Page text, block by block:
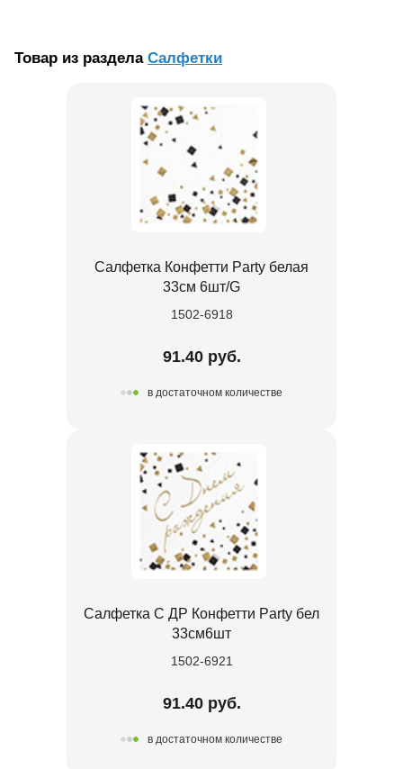
Товар из раздела Салфетки
Салфетка Конфетти Party белая
33см 6шт/G
1502-6918
91.40 руб.
в достаточном количестве
Салфетка С ДР Конфетти Party бел
33см6шт
1502-6921
91.40 руб.
в достаточном количестве